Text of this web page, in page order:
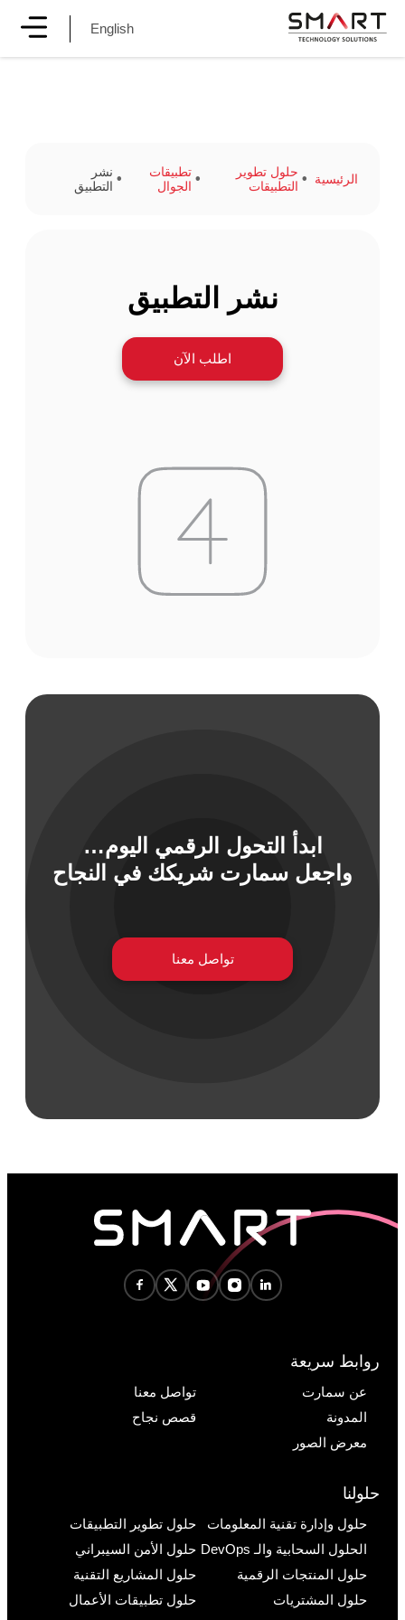
English
الرئيسية
حلول تطوير
التطبيقات
تطبيقات
الجوال
نشر
التطبيق
نشر التطبيق
اطلب الآن
ابدأ التحول الرقمي اليوم…
واجعل سمارت شريكك في النجاح
تواصل معنا
روابط سريعة
عن سمارت
تواصل معنا
المدونة
قصص نجاح
معرض الصور
حلولنا
حلول وإدارة تقنية المعلومات
حلول تطوير التطبيقات
الحلول السحابية والـ DevOps
حلول الأمن السيبراني
حلول المنتجات الرقمية
حلول المشاريع التقنية
حلول المشتريات
حلول تطبيقات الأعمال